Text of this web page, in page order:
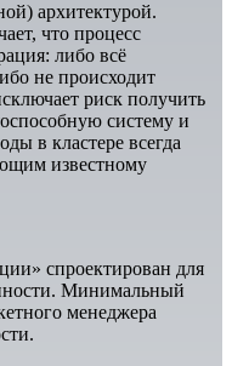
архитектурой.
что процесс
либо всё
не происходит
риск получить
систему и
в кластере всегда
известному
спроектирован для
Минимальный
менеджера